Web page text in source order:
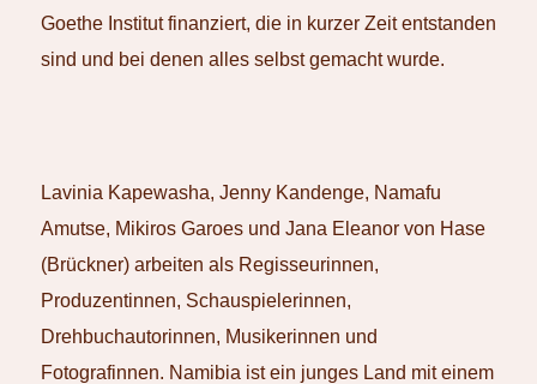
Goethe Institut finanziert, die in kurzer Zeit entstanden
sind und bei denen alles selbst gemacht wurde.
Lavinia Kapewasha, Jenny Kandenge, Namafu
Amutse, Mikiros Garoes und Jana Eleanor von Hase
(Brückner) arbeiten als Regisseurinnen,
Produzentinnen, Schauspielerinnen,
Drehbuchautorinnen, Musikerinnen und
Fotografinnen. Namibia ist ein junges Land mit einem